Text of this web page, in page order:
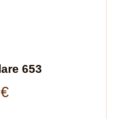
653
€